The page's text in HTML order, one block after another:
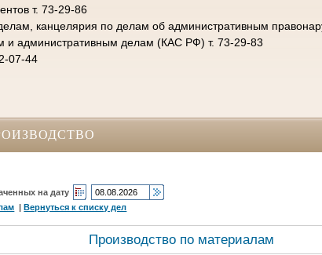
т. 73-29-86
канцелярия по делам об административным
и административным делам (КАС РФ) т. 73-29-83
07-44
на дату
|Вернуться к списку дел
Производство по материалам